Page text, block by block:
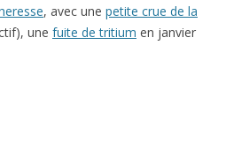
, avec une petite crue de la
une fuite de tritium en janvier